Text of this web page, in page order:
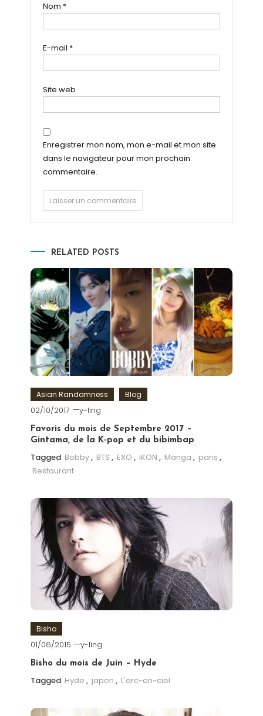
Nom *
E-mail *
Site web
Enregistrer mon nom, mon e-mail et mon site
dans le navigateur pour mon prochain
commentaire.
RELATED POSTS
Asian Randomness Blog
02/10/2017 y-ling
Favoris du mois de Septembre 2017 –
Gintama, de la K-pop et du bibimbap
Tagged Bobby, BTS , EXO , iKON , Manga , paris ,
Restaurant
Bisho
01/06/2015 y-ling
Bisho du mois de Juin – Hyde
Tagged Hyde , japon , L'arc~en~ciel